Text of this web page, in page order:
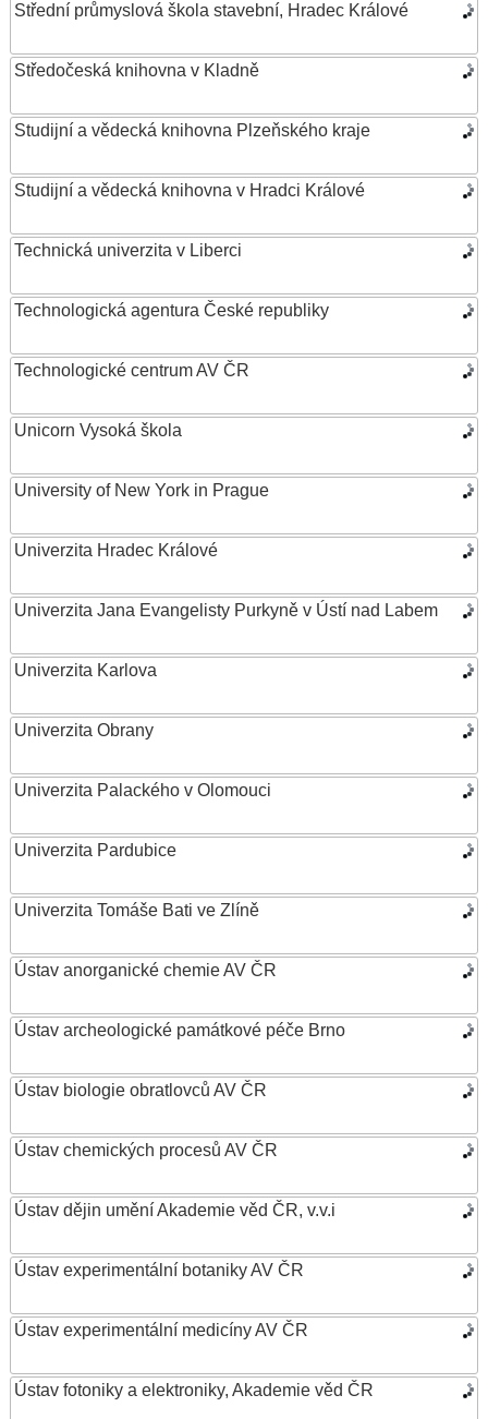
Střední průmyslová škola stavební, Hradec Králové
Středočeská knihovna v Kladně
Studijní a vědecká knihovna Plzeňského kraje
Studijní a vědecká knihovna v Hradci Králové
Technická univerzita v Liberci
Technologická agentura České republiky
Technologické centrum AV ČR
Unicorn Vysoká škola
University of New York in Prague
Univerzita Hradec Králové
Univerzita Jana Evangelisty Purkyně v Ústí nad Labem
Univerzita Karlova
Univerzita Obrany
Univerzita Palackého v Olomouci
Univerzita Pardubice
Univerzita Tomáše Bati ve Zlíně
Ústav anorganické chemie AV ČR
Ústav archeologické památkové péče Brno
Ústav biologie obratlovců AV ČR
Ústav chemických procesů AV ČR
Ústav dějin umění Akademie věd ČR, v.v.i
Ústav experimentální botaniky AV ČR
Ústav experimentální medicíny AV ČR
Ústav fotoniky a elektroniky, Akademie věd ČR